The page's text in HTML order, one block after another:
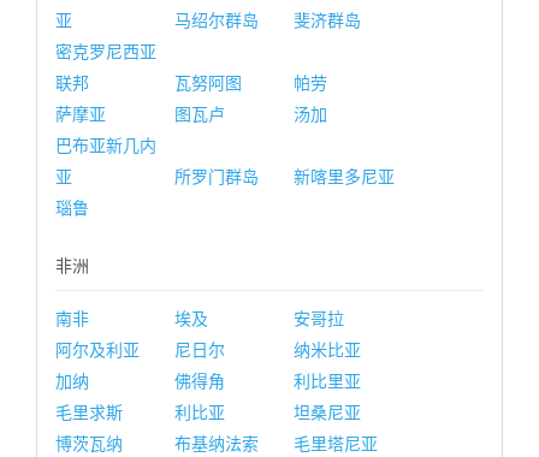
亚
马绍尔群岛
斐济群岛
密克罗尼西亚
联邦
瓦努阿图
帕劳
萨摩亚
图瓦卢
汤加
巴布亚新几内
亚
所罗门群岛
新喀里多尼亚
瑙鲁
非洲
南非 埃及
安哥拉
阿尔及利亚
尼日尔
纳米比亚
加纳
佛得角
利比里亚
毛里求斯
利比亚
坦桑尼亚
博茨瓦纳
布基纳法索
毛里塔尼亚